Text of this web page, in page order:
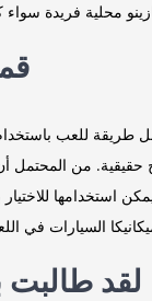
طريقة للعب
حقيقية. من المحتمل
يحصل المشاركون على عملات ذهبية رقمية
لقد طالبت